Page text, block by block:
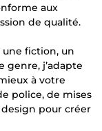
aux
de qualité.
une fiction, un
genre, j’adapte
à votre
police, de mises
pour créer